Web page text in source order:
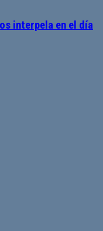
interpela en el día